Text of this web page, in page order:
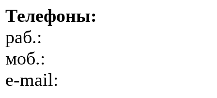
Телефоны:
раб.:
моб.:
e-mail: